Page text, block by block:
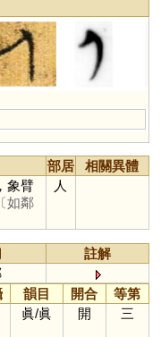
部居
相關異體
象臂
〔如鄰
人
註解
韻目 開合
等第
眞/眞 開 三